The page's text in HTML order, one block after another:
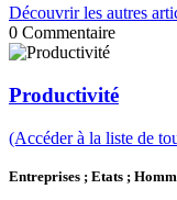
Découvrir les autres
0 Commentaire
Productivité
(Accéder à la liste de
Entreprises ; Etats ;